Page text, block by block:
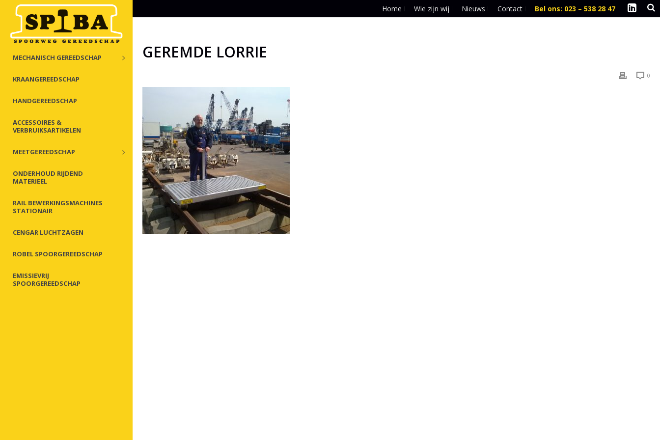
Home Wie zijn wij Nieuws Contact Bel ons: 023 – 538 28 47
MECHANISCH GEREEDSCHAP
KRAANGEREEDSCHAP
HANDGEREEDSCHAP
ACCESSOIRES &
VERBRUIKSARTIKELEN
MEETGEREEDSCHAP
ONDERHOUD RIJDEND
MATERIEEL
RAIL BEWERKINGSMACHINES
STATIONAIR
CENGAR LUCHTZAGEN
ROBEL SPOORGEREEDSCHAP
EMISSIEVRIJ
SPOORGEREEDSCHAP
GEREMDE LORRIE
0